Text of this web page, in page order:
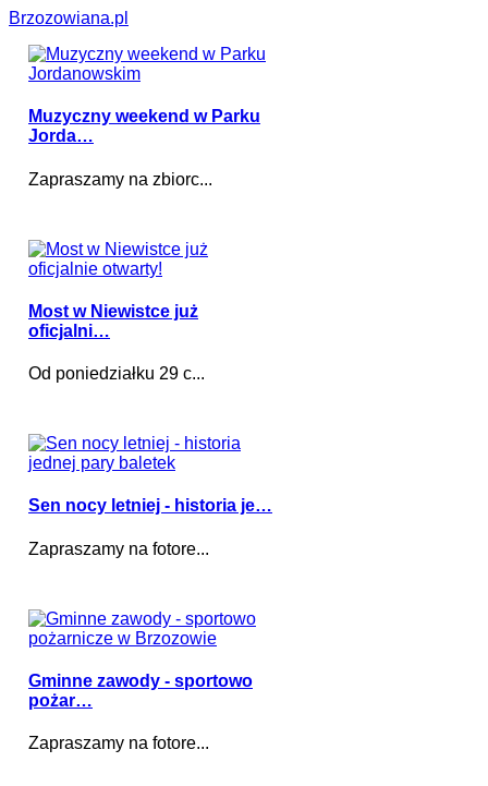
Brzozowiana.pl
Muzyczny weekend w Parku
Jorda…
Zapraszamy na zbiorc...
Most w Niewistce już
oficjalni…
Od poniedziałku 29 c...
Sen nocy letniej - historia je…
Zapraszamy na fotore...
Gminne zawody - sportowo
pożar…
Zapraszamy na fotore...